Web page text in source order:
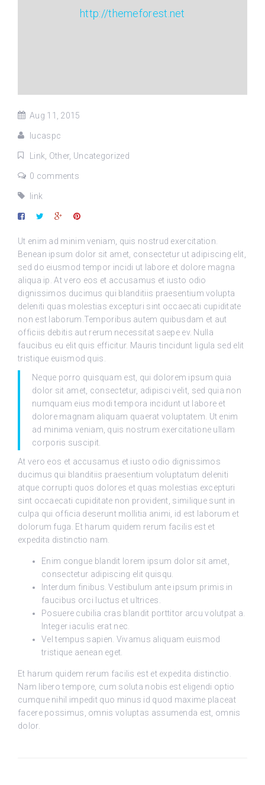
http://themeforest.net
Aug 11, 2015
lucaspc
Link Other, Uncategorized
0 comments
link
Ut enim ad minim veniam, quis nostrud exercitation.
Benean ipsum dolor sit amet, consectetur ut adipiscing elit,
sed do eiusmod tempor incidi ut labore et dolore magna
aliqua ip. At vero eos et accusamus et iusto odio
dignissimos ducimus qui blanditiis praesentium volupta
deleniti quas molestias excepturi sint occaecati cupiditate
non est laborum.Temporibus autem quibusdam et aut
officiis debitis aut rerum necessitat saepe ev. Nulla
faucibus eu elit quis efficitur. Mauris tincidunt ligula sed elit
tristique euismod quis.
Neque porro quisquam est, qui dolorem ipsum quia
dolor sit amet, consectetur, adipisci velit, sed quia non
numquam eius modi tempora incidunt ut labore et
dolore magnam aliquam quaerat voluptatem. Ut enim
ad minima veniam, quis nostrum exercitatione ullam
corporis suscipit.
At vero eos et accusamus et iusto odio dignissimos
ducimus qui blanditiis praesentium voluptatum deleniti
atque corrupti quos dolores et quas molestias excepturi
sint occaecati cupiditate non provident, similique sunt in
culpa qui officia deserunt mollitia animi, id est laborum et
dolorum fuga. Et harum quidem rerum facilis est et
expedita distinctio nam.
Enim congue blandit lorem ipsum dolor sit amet,
consectetur adipiscing elit quisqu.
Interdum finibus. Vestibulum ante ipsum primis in
faucibus orci luctus et ultrices.
Posuere cubilia cras blandit porttitor arcu volutpat a.
Integer iaculis erat nec.
Vel tempus sapien. Vivamus aliquam euismod
tristique aenean eget.
Et harum quidem rerum facilis est et expedita distinctio.
Nam libero tempore, cum soluta nobis est eligendi optio
cumque nihil impedit quo minus id quod maxime placeat
facere possimus, omnis voluptas assumenda est, omnis
dolor.